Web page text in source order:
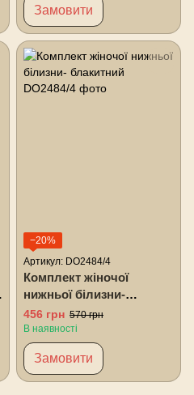
Замовити
−20%
Артикул: DO2484/4
Комплект жіночої
нижньої білизни-
блакитний
456 грн 570 грн
В наявності
Замовити